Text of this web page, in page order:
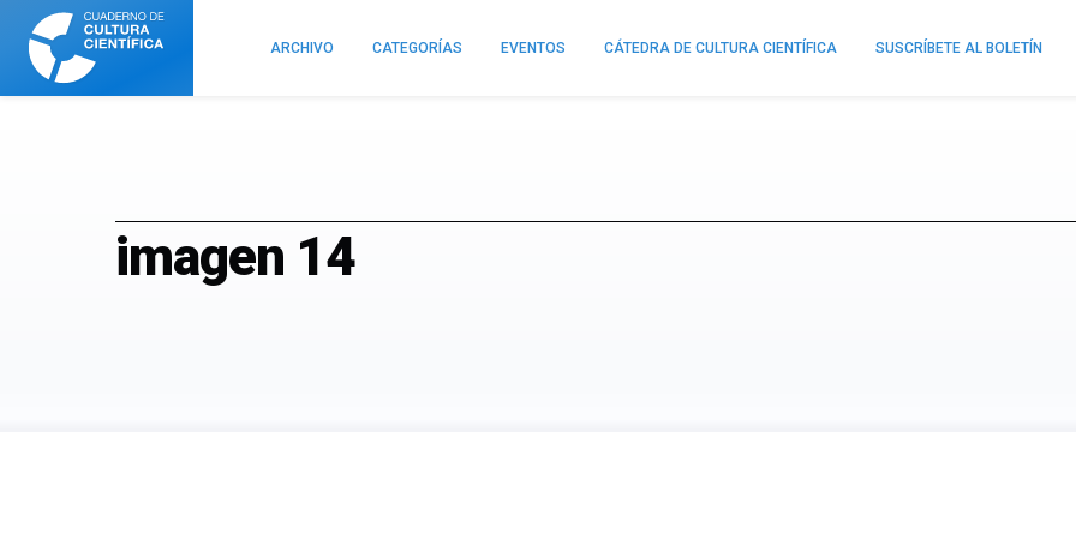
Cuaderno
Cultura
Científica
ARCHIVO CATEGORÍAS EVENTOS CÁTEDRA DE CULTURA CIENTÍFICA SUSCRÍBETE AL BOLETÍN
imagen 14